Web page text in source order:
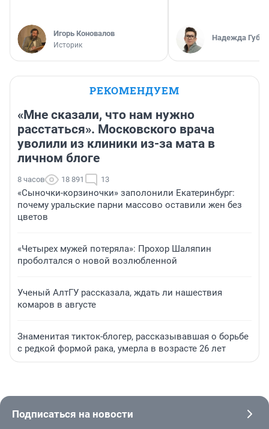
Игорь Коновалов
Историк
Надежда
РЕКОМЕНДУЕМ
«Мне сказали, что нам нужно
расстаться». Московского врача
уволили из клиники из-за мата в
личном блоге
8 часов 18 891 13
«Сыночки-корзиночки» заполонили Екатеринбург:
почему уральские парни массово оставили жен без
цветов
«Четырех мужей потеряла»: Прохор Шаляпин
проболтался о новой возлюбленной
Ученый АлтГУ рассказала, ждать ли нашествия
комаров в августе
Знаменитая тикток-блогер, рассказывавшая о борьбе
с редкой формой рака, умерла в возрасте 26 лет
Подписаться на новости